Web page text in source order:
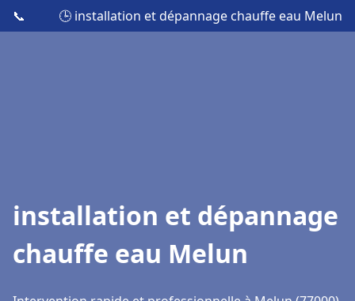
📞 🕒 installation et dépannage chauffe eau Melun
installation et dépannage
chauffe eau Melun